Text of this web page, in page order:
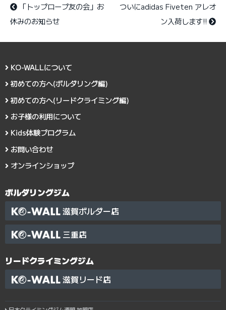
「トップロープ友の会」お
休みのお知らせ
ついにadidas Fiveten アレオ
ン入荷します!!
KO-WALLについて
初めての方へ(ボルダリング編)
初めての方へ(リードクライミング編)
お子様の利用について
Kids体験プログラム
お問い合わせ
オンラインショップ
ボルダリングジム
滋賀ボルダー店
三重店
リードクライミングジム
滋賀リード店